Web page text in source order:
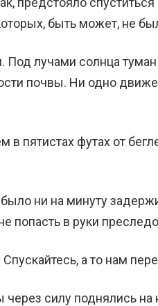
быть может, не
Под лучами солнца
почвы. Ни одно
пятистах футах от
ни на минуту
попасть в руки
а то нам
силу поднялись на